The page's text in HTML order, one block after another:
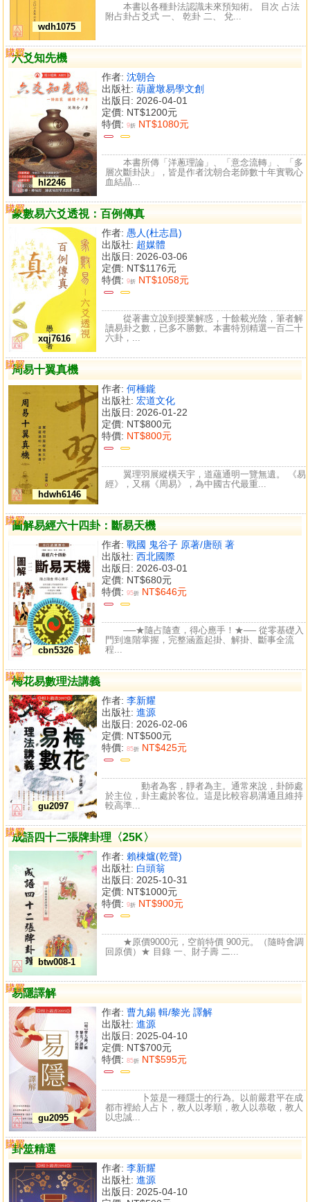
wdh1075
本書以各種卦法認識未來預知術。 目次 占法
附占卦占爻式 一、 乾卦 二、 兌...
六爻知先機
hl2246
作者: 沈朝合
出版社: 葫蘆墩易學文創
出版日: 2026-04-01
定價: NT$1200元
特價: 9折 NT$1080元
購買
比較
本書所傳「洋蔥理論」、「意念流轉」、「多
層次斷卦訣」，皆是作者沈朝合老師數十年實戰心
血結晶...
象數易六爻透視：百例傳真
xqj7616
作者: 愚人(杜志昌)
出版社: 超媒體
出版日: 2026-03-06
定價: NT$1176元
特價: 9折 NT$1058元
購買
比較
從著書立說到授業解惑，十餘載光陰，筆者解
讀易卦之數，已多不勝數。本書特別精選一百二十
六卦，...
周易十翼真機
hdwh6146
作者: 何棰鑨
出版社: 宏道文化
出版日: 2026-01-22
定價: NT$800元
特價: NT$800元
購買
比較
翼理羽展縱橫天宇，道蘊通明一覽無遺。 《易
經》，又稱《周易》，為中國古代最重...
圖解易經六十四卦：斷易天機
cbn5326
作者: 戰國 鬼谷子 原著/唐頤 著
出版社: 西北國際
出版日: 2026-03-01
定價: NT$680元
特價: 95折 NT$646元
購買
比較
──★隨占隨查，得心應手！★── 從零基礎入
門到進階掌握，完整涵蓋起掛、解掛、斷事全流
程...
梅花易數理法講義
gu2097
作者: 李新耀
出版社: 進源
出版日: 2026-02-06
定價: NT$500元
特價: 85折 NT$425元
購買
比較
動者為客，靜者為主。通常來說，卦師處
於主位，卦主處於客位。這是比較容易溝通且維持
較高準...
成語四十二張牌卦理〈25K〉
btw008-1
作者: 賴棟爐(乾聲)
出版社: 白頭翁
出版日: 2025-10-31
定價: NT$1000元
特價: 9折 NT$900元
購買
比較
★原價9000元，空前特價 900元。（隨時會調
回原價）★ 目錄 一、財子壽 二...
易隱譯解
gu2095
作者: 曹九錫 輯/黎光 譯解
出版社: 進源
出版日: 2025-04-10
定價: NT$700元
特價: 85折 NT$595元
購買
比較
卜筮是一種隱士的行為。以前嚴君平在成
都市裡給人占卜，教人以孝順，教人以恭敬，教人
以忠誠...
卦筮精選
作者: 李新耀
出版社: 進源
出版日: 2025-04-10
購買
比較